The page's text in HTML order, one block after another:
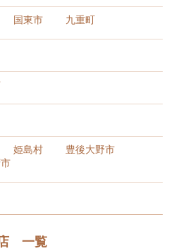
国東市 九重町
姫島村
豊後大野市
一覧